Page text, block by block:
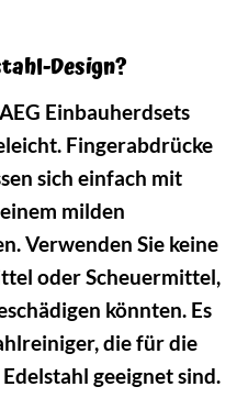
Design?
Einbauherdsets
Fingerabdrücke
sich einfach mit
milden
Verwenden Sie keine
oder Scheuermittel,
könnten. Es
die für die
geeignet sind.